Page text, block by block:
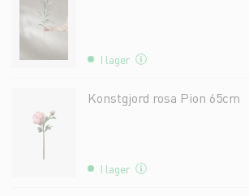
I lager
Konstgjord rosa Pion 65cm
I lager